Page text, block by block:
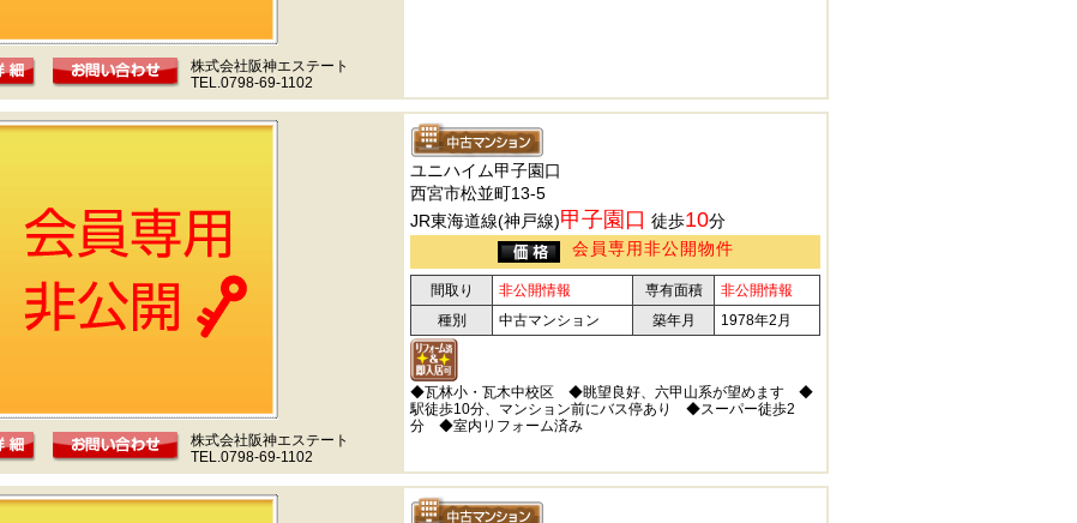
株式会社阪神エステート
TEL.0798-69-1102
株式会社阪神エステート
TEL.0798-69-1102
ユニハイム甲子園口
西宮市松並町13-5
JR東海道線(神戸線)甲子園口 徒歩10分
会員専用非公開物件
間取り 非公開情報 専有面積
非公開情報
種別
中古マンション 築年月 1978年2月
◆瓦林小・瓦木中校区 ◆眺望良好、六甲山系が望めます ◆
駅徒歩10分、マンション前にバス停あり ◆スーパー徒歩2
分 ◆室内リフォーム済み